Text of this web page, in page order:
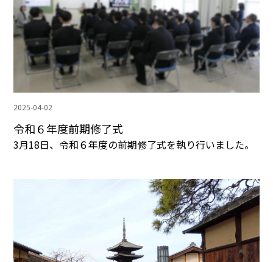
2025-04-02
令和６年度前期修了式
3月18日、令和６年度の前期修了式を執り行いました。